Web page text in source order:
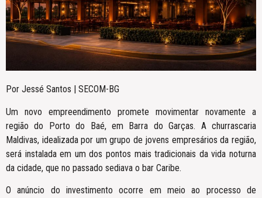
Por Jessé Santos | SECOM-BG
Um novo empreendimento promete movimentar novamente a
região do Porto do Baé, em Barra do Garças. A churrascaria
Maldivas, idealizada por um grupo de jovens empresários da região,
será instalada em um dos pontos mais tradicionais da vida noturna
da cidade, que no passado sediava o bar Caribe.
O anúncio do investimento ocorre em meio ao processo de